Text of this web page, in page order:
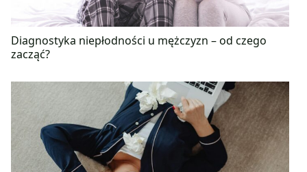
Diagnostyka niepłodności u mężczyzn – od czego
zacząć?